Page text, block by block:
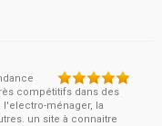
compétitifs dans des
ménager, la
un site à connaitre